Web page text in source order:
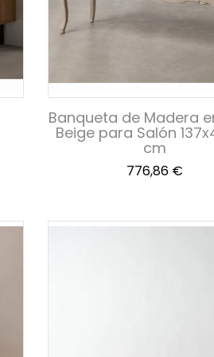
Banqueta de Madera
Beige para Salón
cm
Precio
776,86 €